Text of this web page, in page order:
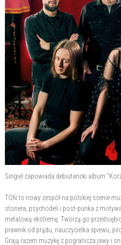
Singiel zapowiada debiutancki album
TOŃ to nowy zespół na polskiej scenie
stonera, psychodeli i post-punka z
metalową ekstremę. Tworzą go
prawnik od prądu, nauczycielka śpiewu,
Grają razem muzykę z pogranicza jawy i